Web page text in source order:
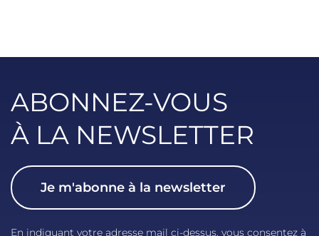
ABONNEZ-VOUS
À LA NEWSLETTER
Je m'abonne à la newsletter
En indiquant votre adresse mail ci-dessus, vous consentez à